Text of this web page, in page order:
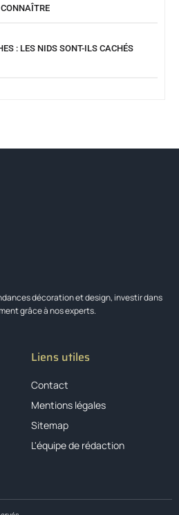
: LES NIDS SONT-ILS CACHÉS
décoration et design, investir dans
grâce à nos experts.
Liens utiles
Contact
Mentions légales
Sitemap
L'équipe de rédaction